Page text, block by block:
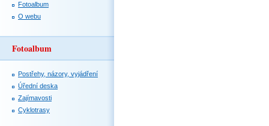
Fotoalbum
O webu
Fotoalbum
Postřehy, názory, vyjádření
Úřední deska
Zajímavosti
Cyklotrasy